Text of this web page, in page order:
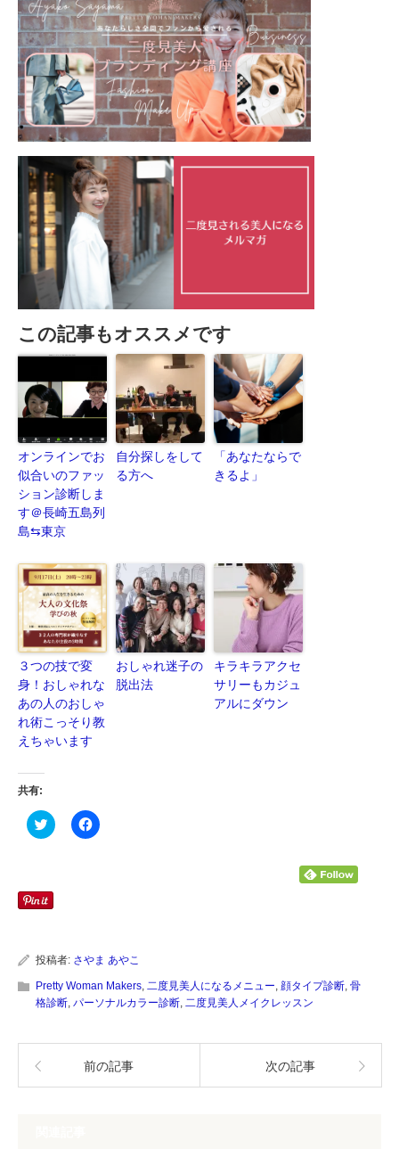
この記事もオススメです
オンラインでお
似合いのファッ
ション診断しま
す＠長崎五島列
島⇆東京
自分探しをして
る方へ
「あなたならで
きるよ」
３つの技で変
身！おしゃれな
あの人のおしゃ
れ術こっそり教
えちゃいます
おしゃれ迷子の
脱出法
キラキラアクセ
サリーもカジュ
アルにダウン
共有:
ク
リ
Twitter
で
共
い
ィ
ン
ド
開
Facebook
で
し
く
だ
さ
し
ウ
ィ
ン
投稿者: さやま あやこ
Pretty Woman Makers 二度見美人になるメニュー 顔タイプ診断 骨
格診断 パーソナルカラー診断 二度見美人メイクレッスン
前の記事 次の記事